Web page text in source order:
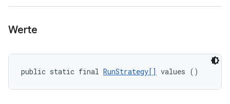
Werte
public static final RunStrategy[] values ()